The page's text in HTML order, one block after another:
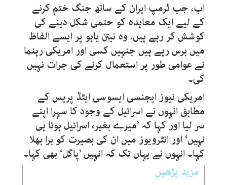
اب، جب ٹرمپ ایران کے ساتھ جنگ ختم کرنے
کے لیے ایک معاہدہ کو حتمی شکل دینے کی
کوشش کر رہے ہیں، وہ نیتن یاہو پر ایسے الفاظ
میں برس رہے ہیں جنہیں کسی اور امریکی رہنما
نے عوامی طور پر استعمال کرنے کی جرات نہیں
کی۔
امریکی نیوز ایجنسی ایسوسی ایٹڈ پریس کے
مطابق انہوں نے اسرائیل کے وجود کا سہرا اپنے
سر لیا اور کہا کہ ’میرے بغیر، اسرائیل ہوتا ہی
نہیں‘ اور انٹرویوز میں ان کی بصیرت کو برا بھلا
کہا۔ انہوں نے یہاں تک کہ انہیں ’پاگل‘ بھی کہا۔
مزید پڑھیں